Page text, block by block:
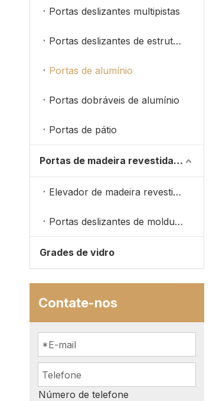
Portas deslizantes multipistas
Portas deslizantes de estrutura estreita
Portas de alumínio
Portas dobráveis ​​de alumínio
Portas de pátio
Portas de madeira revestidas de alumínio
Elevador de madeira revestido de alumínio e portas deslizantes
Portas deslizantes de moldura estreita
Grades de vidro
Contate-nos
Número de telefone